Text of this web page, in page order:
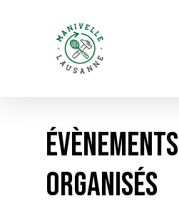
ÉVÈNEMENTS
ORGANISÉS